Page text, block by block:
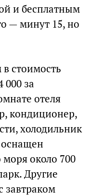
и бесплатным
— минут 15, но
стоимость
000 за
отеля
кондиционер,
холодильник
около 700
Другие
завтраком